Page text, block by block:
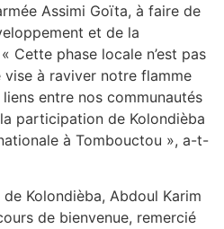
Assimi Goïta, à faire de
et de la
Cette phase locale n’est pas
à raviver notre flamme
entre nos communautés
participation de Kolondièba
à Tombouctou », a-t-
Kolondièba, Abdoul Karim
de bienvenue, remercié